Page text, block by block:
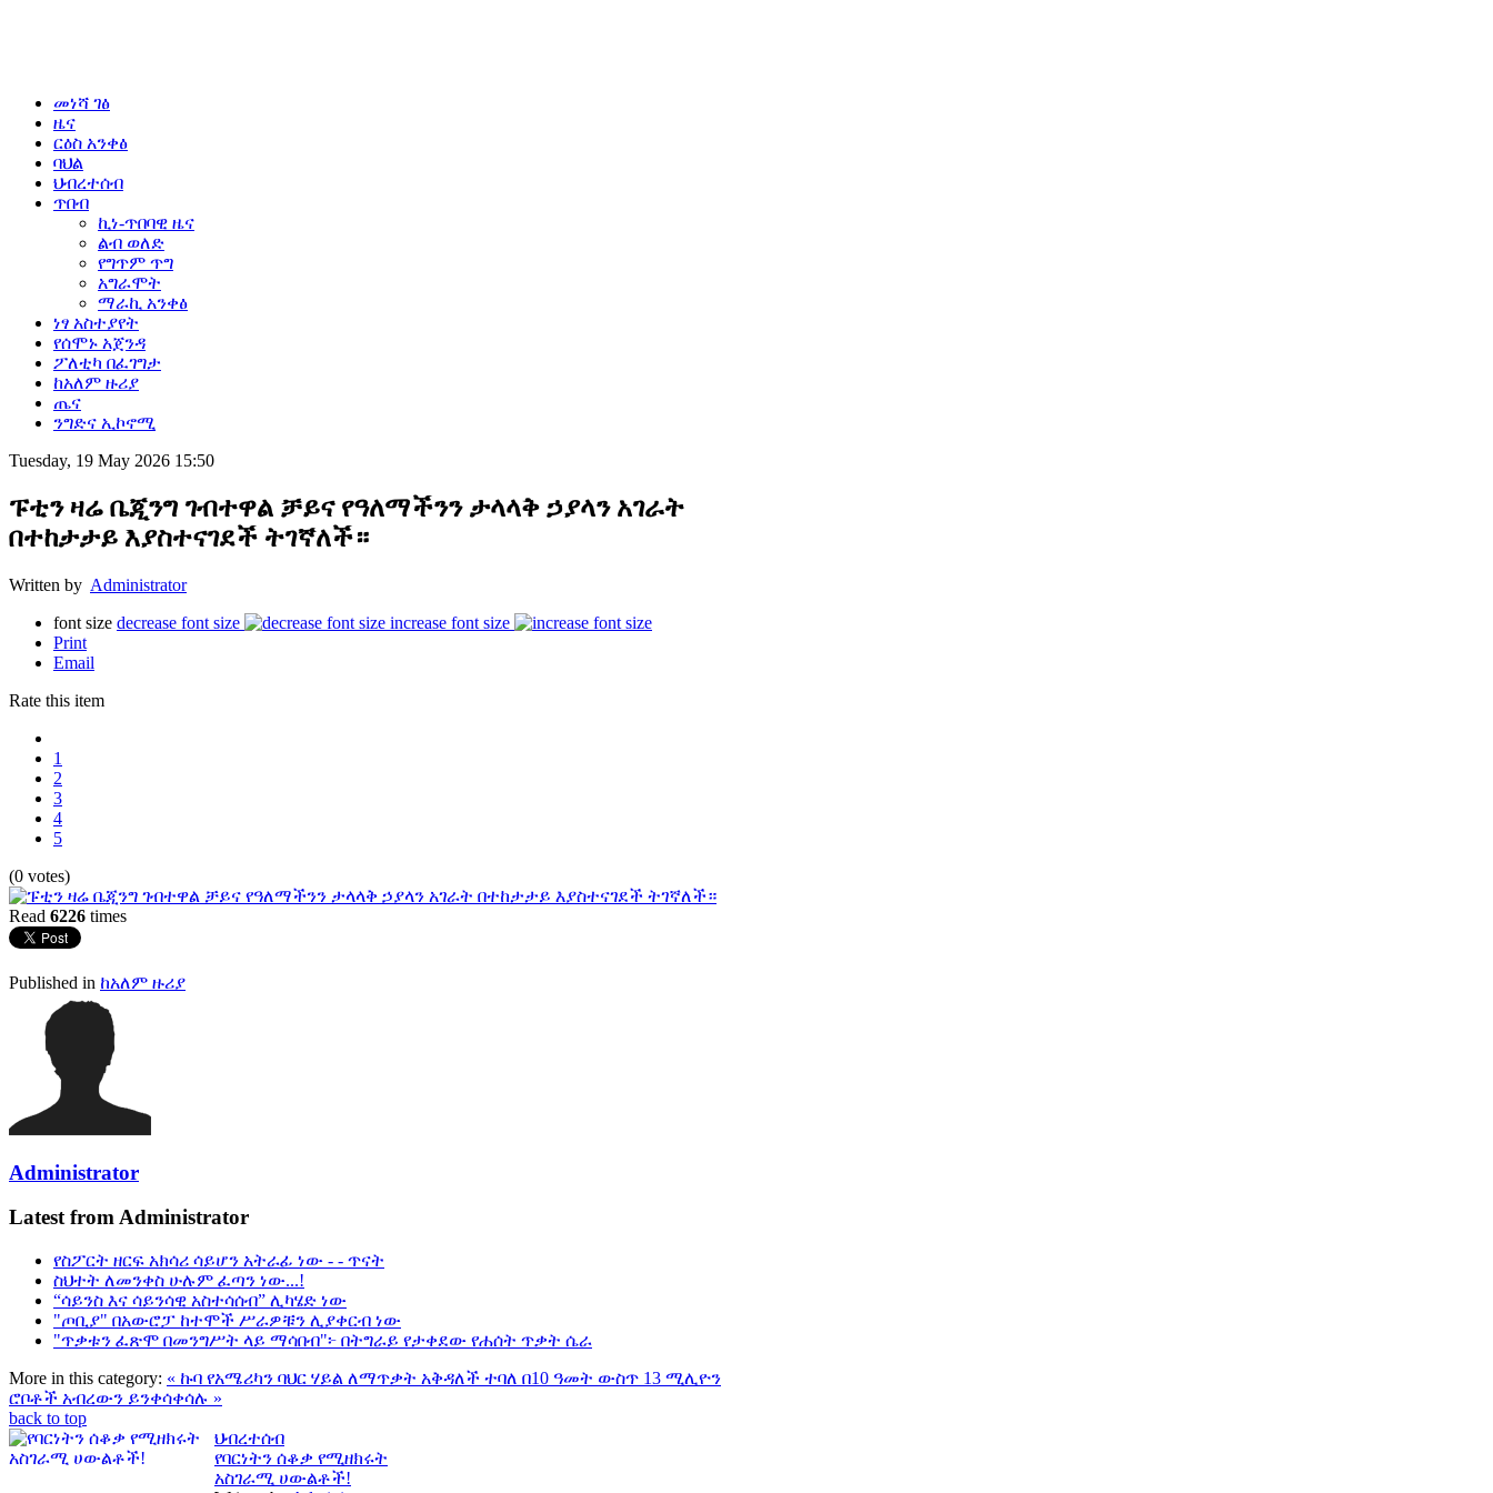
መነሻ ገፅ
ዜና
ርዕስ አንቀፅ
ባህል
ህብረተሰብ
ጥበብ
ኪነ-ጥበባዊ ዜና
ልብ ወለድ
የግጥም ጥግ
አግራሞት
ማራኪ አንቀፅ
ነፃ አስተያየት
የሰሞኑ አጀንዳ
ፖለቲካ በፈገግታ
ከአለም ዙሪያ
ጤና
ንግድና ኢኮኖሚ
Tuesday, 19 May 2026 15:50
ፑቲን ዛሬ ቤጂንግ ገብተዋል ቻይና የዓለማችንን ታላላቅ ኃያላን አገራት
በተከታታይ እያስተናገደች ትገኛለች።
Written by Administrator
font size decrease font size
increase font size
Print
Email
Rate this item
1
2
3
4
5
(0 votes)
Read 6226 times
Published in ከአለም ዙሪያ
Administrator
Latest from Administrator
የስፖርት ዘርፍ አክሳሪ ሳይሆን አትራፊ ነው - - ጥናት
ስህተት ለመንቀስ ሁሉም ፈጣን ነው...!
“ሳይንስ እና ሳይንሳዊ አስተሳሰብ” ሊካሄድ ነው
"ጦቢያ" በአውሮፓ ከተሞች ሥራዎቹን ሊያቀርብ ነው
"ጥቃቱን ፈጽሞ በመንግሥት ላይ ማሳበብ"፦ በትግራይ የታቀደው የሐሰት ጥቃት ሴራ
More in this category: « ኩባ የአሜሪካን ባህር ሃይል ለማጥቃት አቅዳለች ተባለ በ10 ዓመት ውስጥ 13 ሚሊዮን
ሮቦቶች አብረውን ይንቀሳቀሳሉ »
back to top
ህብረተሰብ
የባርነትን ሰቆቃ የሚዘክሩት
አስገራሚ ሀውልቶች!